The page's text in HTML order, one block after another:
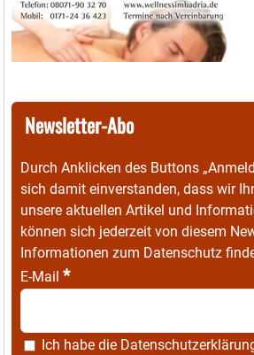
Newsletter-Abo
Durch Anklicken des Buttons
sich damit einverstanden, dass wir
unsere aktuellen Artikel und
können sich jederzeit von diesem
Informationen zum Datenschutz
E-Mail *
Ich habe die